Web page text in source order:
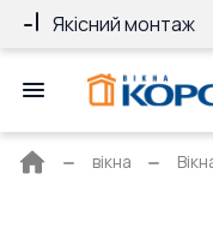
Якісний монтаж
Головна
вікна